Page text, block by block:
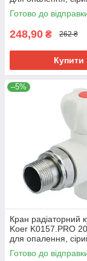
(KP0202)
Готово до
248,90 ₴ 262 ₴
Купити
–5%
Кран радіаторний
Koer K0157.PRO
для опалення,
(KP0201)
Готово до